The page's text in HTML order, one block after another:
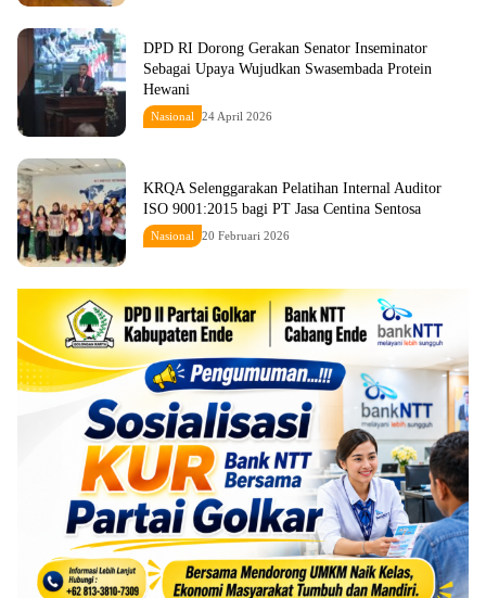
DPD RI Dorong Gerakan Senator Inseminator
Sebagai Upaya Wujudkan Swasembada Protein
Hewani
Nasional 24 April 2026
KRQA Selenggarakan Pelatihan Internal Auditor
ISO 9001:2015 bagi PT Jasa Centina Sentosa
Nasional 20 Februari 2026